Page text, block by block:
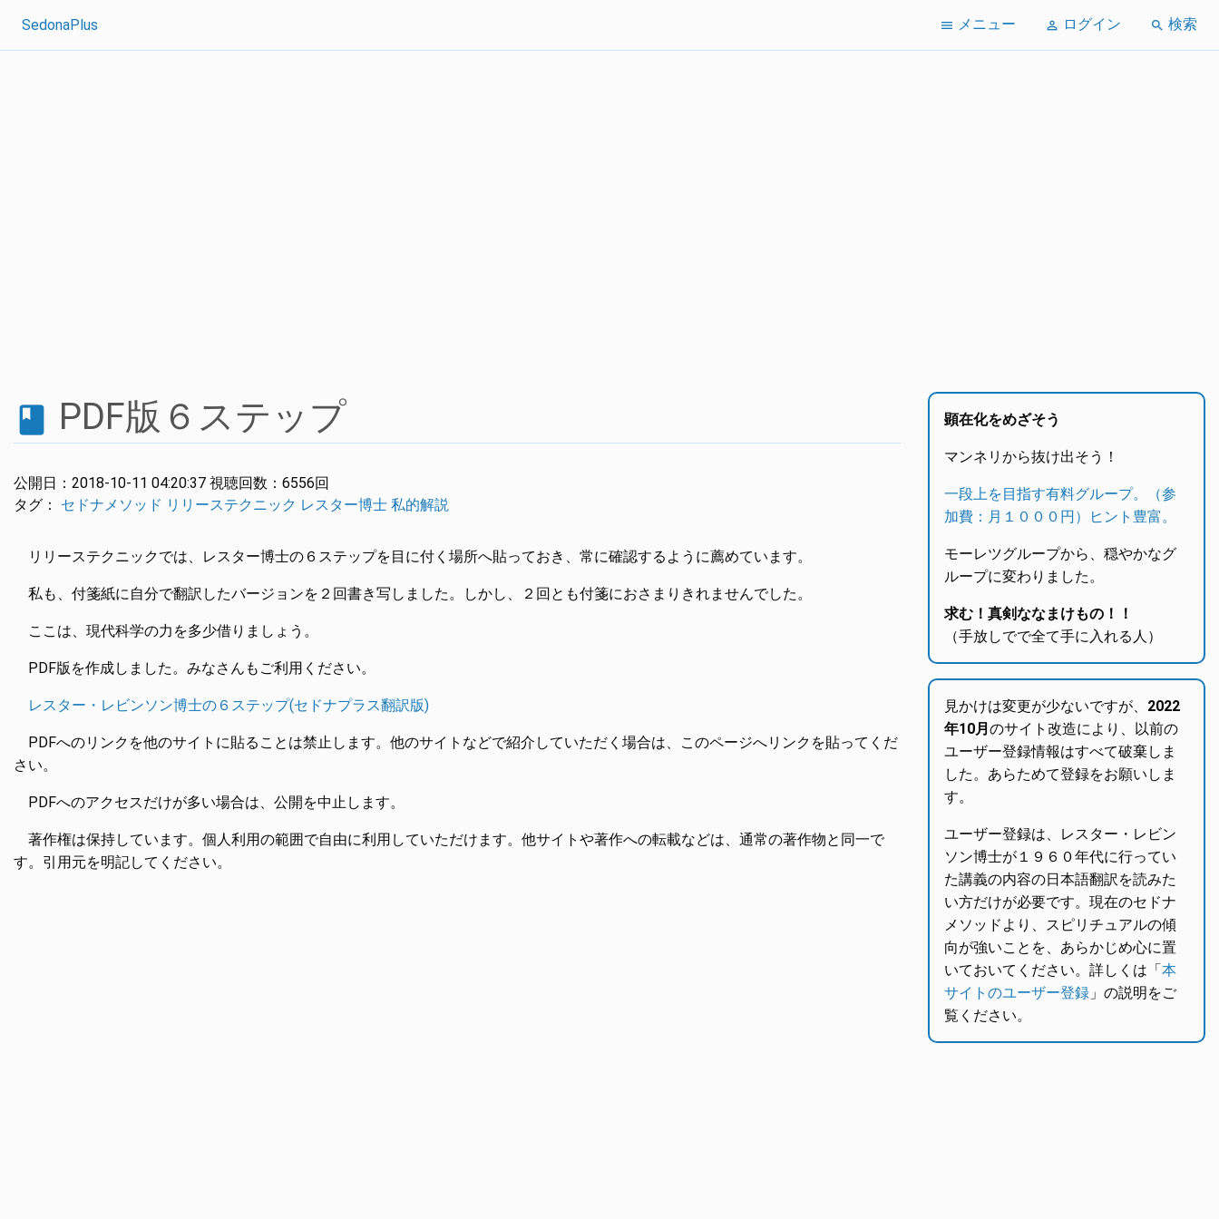
SedonaPlus menu メニュー perm_identity ログイン search 検索
book PDF版６ステップ
公開日： 2018-10-11 04:20:37 視聴回数： 6556回
タグ： セドナメソッド リリーステクニック レスター博士 私的解説
リリーステクニックでは、レスター博士の６ステップを目に付く場所へ貼っておき、常に確認するように薦めています。
私も、付箋紙に自分で翻訳したバージョンを２回書き写しました。しかし、２回とも付箋におさまりきれませんでした。
ここは、現代科学の力を多少借りましょう。
PDF版を作成しました。みなさんもご利用ください。
レスター・レビンソン博士の６ステップ(セドナプラス翻訳版)
PDFへのリンクを他のサイトに貼ることは禁止します。他のサイトなどで紹介していただく場合は、このページへリンクを貼ってくだ
さい。
PDFへのアクセスだけが多い場合は、公開を中止します。
著作権は保持しています。個人利用の範囲で自由に利用していただけます。他サイトや著作への転載などは、通常の著作物と同一で
す。引用元を明記してください。
顕在化をめざそう
マンネリから抜け出そう！
一段上を目指す有料グループ。（参
加費：月１０００円）ヒント豊富。
モーレツグループから、穏やかなグ
ループに変わりました。
求む！真剣ななまけもの！！
（手放しでで全て手に入れる人）
見かけは変更が少ないですが、 2022
年10月 のサイト改造により、以前の
ユーザー登録情報はすべて破棄しま
した。あらためて登録をお願いしま
す。
ユーザー登録は、レスター・レビン
ソン博士が１９６０年代に行ってい
た講義の内容の日本語翻訳を読みた
い方だけが必要です。現在のセドナ
メソッドより、スピリチュアルの傾
向が強いことを、あらかじめ心に置
いておいてください。詳しくは「本
サイトのユーザー登録 」の説明をご
覧ください。